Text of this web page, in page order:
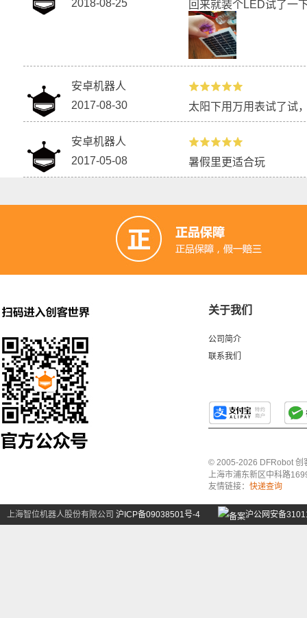
2018-08-25 回来就装个LED试了一
安卓机器人
2017-08-30
太阳下用万用表试了试
安卓机器人
2017-05-08
暑假里更适合玩
关于我们
公司简介
联系我们
© 2005-2026 DFRobot 创
上海市浦东新区中科路
友情链接： 快递查询
上海智位机器人股份有限公司 沪ICP备09038501号-4 沪公网安备